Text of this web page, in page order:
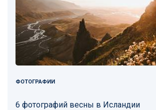
ФОТОГРАФИИ
6 фотографий весны в Исландии